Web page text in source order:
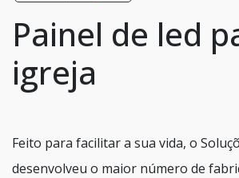
Painel de led
igreja
Feito para facilitar a sua vida, o
desenvolveu o maior número de